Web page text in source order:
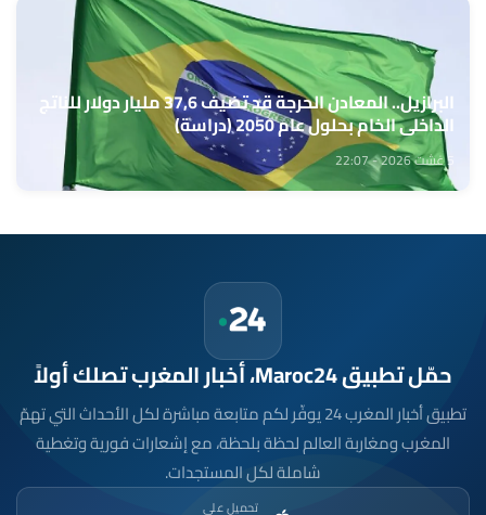
البرازيل.. المعادن الحرجة قد تضيف 37,6 مليار دولار للناتج
الداخلي الخام بحلول عام 2050 (دراسة)
5 غشت 2026 - 22:07
حمّل تطبيق Maroc24، أخبار المغرب تصلك أولاً
تطبيق أخبار المغرب 24 يوفّر لكم متابعة مباشرة لكل الأحداث التي تهمّ
المغرب ومغاربة العالم لحظة بلحظة، مع إشعارات فورية وتغطية
شاملة لكل المستجدات.
تحميل على